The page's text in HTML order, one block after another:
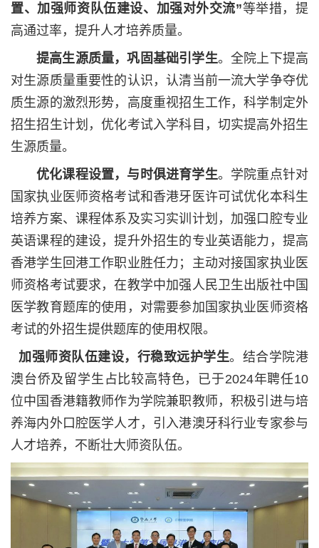
置、加强师资队伍建设、加强对外交流”等举措，提
高通过率，提升人才培养质量。
提高生源质量，巩固基础引学生。全院上下提高
对生源质量重要性的认识，认清当前一流大学争夺优
质生源的激烈形势，高度重视招生工作，科学制定外
招生招生计划，优化考试入学科目，切实提高外招生
生源质量。
优化课程设置，与时俱进育学生。学院重点针对
国家执业医师资格考试和香港牙医许可试优化本科生
培养方案、课程体系及实习实训计划，加强口腔专业
英语课程的建设，提升外招生的专业英语能力，提高
香港学生回港工作职业胜任力；主动对接国家执业医
师资格考试要求，在教学中加强人民卫生出版社中国
医学教育题库的使用，对需要参加国家执业医师资格
考试的外招生提供题库的使用权限。
加强师资队伍建设，行稳致远护学生。结合学院港
澳台侨及留学生占比较高特色，已于2024年聘任10
位中国香港籍教师作为学院兼职教师，积极引进与培
养海内外口腔医学人才，引入港澳牙科行业专家参与
人才培养，不断壮大师资队伍。